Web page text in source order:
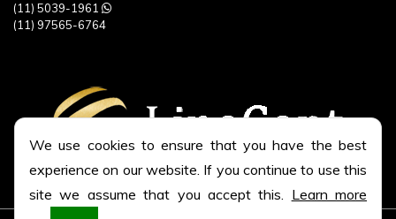
(11) 5039-1961
(11) 97565-6764
We use cookies to ensure that you have the best
experience on our website. If you continue to use this
site we assume that you accept this. Learn more